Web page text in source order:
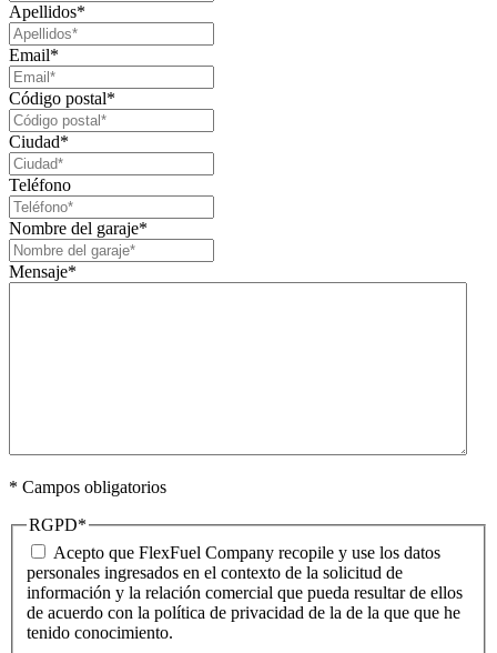
Apellidos*
Email*
Código postal*
Ciudad*
Teléfono
Nombre del garaje*
Mensaje*
* Campos obligatorios
RGPD*
Acepto que FlexFuel Company recopile y use los datos
personales ingresados en el contexto de la solicitud de
información y la relación comercial que pueda resultar de ellos
de acuerdo con la política de privacidad de la de la que que he
tenido conocimiento.